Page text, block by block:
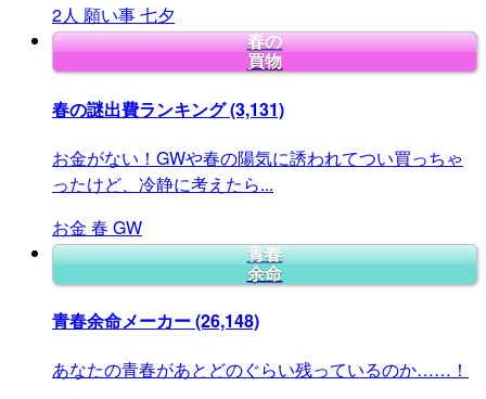
2人 願い事七夕
春の
買物
春の謎出費ランキング(3,131)
お金がない！GWや春の陽気に誘われてつい買っちゃ
ったけど、冷静に考えたら...
お金 春 GW
青春
余命
青春余命メーカー(26,148)
あなたの青春があとどのぐらい残っているのか……！